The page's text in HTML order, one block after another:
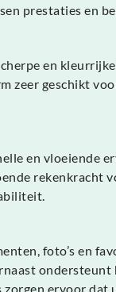
prestaties en
en
geschikt
en vloeiende
foto’s en
ervoor